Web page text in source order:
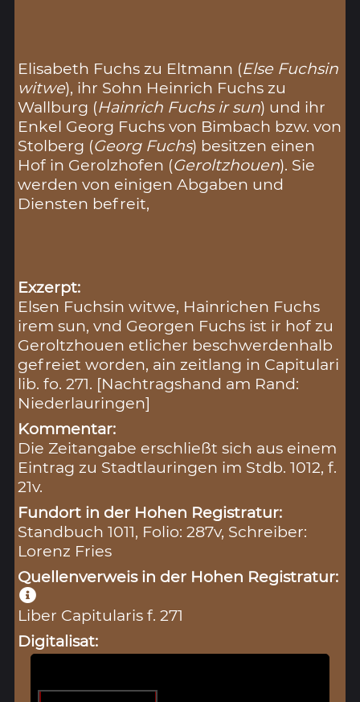
Elisabeth Fuchs zu Eltmann (Else Fuchsin
witwe), ihr Sohn Heinrich Fuchs zu
Wallburg (Hainrich Fuchs ir sun) und ihr
Enkel Georg Fuchs von Bimbach bzw. von
Stolberg (Georg Fuchs) besitzen einen
Hof in Gerolzhofen (Geroltzhouen). Sie
werden von einigen Abgaben und
Diensten befreit,
Exzerpt:
Elsen Fuchsin witwe, Hainrichen Fuchs
irem sun, vnd Georgen Fuchs ist ir hof zu
Geroltzhouen etlicher beschwerdenhalb
gefreiet worden, ain zeitlang in Capitulari
lib. fo. 271. [Nachtragshand am Rand:
Niederlauringen]
Kommentar:
Die Zeitangabe erschließt sich aus einem
Eintrag zu Stadtlauringen im Stdb. 1012, f.
21v.
Fundort in der Hohen Registratur:
Standbuch 1011, Folio: 287v, Schreiber:
Lorenz Fries
Quellenverweis in der Hohen Registratur:
Liber Capitularis f. 271
Digitalisat: